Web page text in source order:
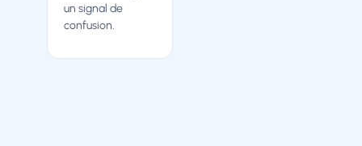
un signal de
confusion.